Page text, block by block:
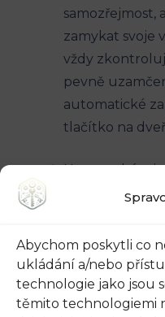
Abychom poskytli co
ukládání a/nebo
technologie jako jsou
těmito technologiemi
samozřejmost,
zamykat svoje
vždy
pevně
automatické
tlačítko na
se musíte na
Zneužívání
zloději vidí
peněženky,
jsou